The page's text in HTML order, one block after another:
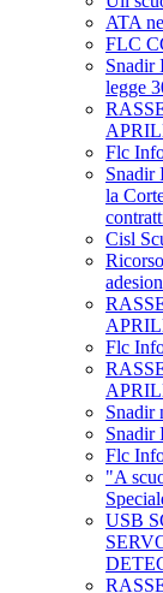
ATA
FLC
Snadir
legge
Flc
Snadir
la
Cisl
Flc
Snadir
Snadir
Flc
"A
USB